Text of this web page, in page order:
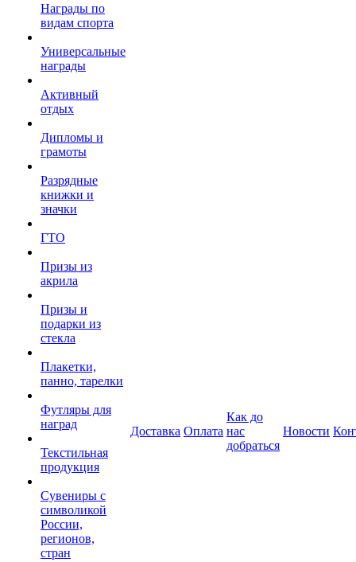
Награды по
видам спорта
Универсальные
награды
Активный
отдых
Дипломы и
грамоты
Разрядные
книжки и
значки
ГТО
Призы из
акрила
Призы и
подарки из
стекла
Плакетки,
панно, тарелки
Футляры для
наград
Текстильная
продукция
Сувениры с
символикой
России,
регионов,
стран
Доставка Оплата
Как до
нас
добраться
Новости